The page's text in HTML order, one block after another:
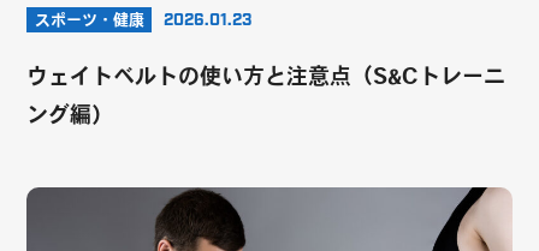
スポーツ・健康 2026.01.23
ウェイトベルトの使い方と注意点（S&Cトレーニ
ング編）